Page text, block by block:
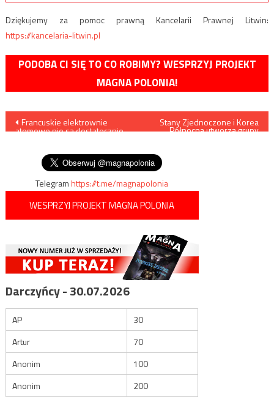
Dziękujemy za pomoc prawną Kancelarii Prawnej Litwin:
https://kancelaria-litwin.pl
PODOBA CI SIĘ TO CO ROBIMY? WESPRZYJ PROJEKT
MAGNA POLONIA!
Nawigacja
wpisu
Francuskie elektrownie
atomowe nie są dostatecznie
Stany Zjednoczone i Korea
Północna utworzą grupy
Telegramhttps://t.me/magnapolonia
WESPRZYJ PROJEKT MAGNA POLONIA
Darczyńcy - 30.07.2026
AP
30
Artur
70
Anonim
100
Anonim
200